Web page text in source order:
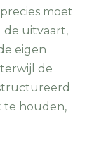
moet
de uitvaart,
eigen
de
te houden,